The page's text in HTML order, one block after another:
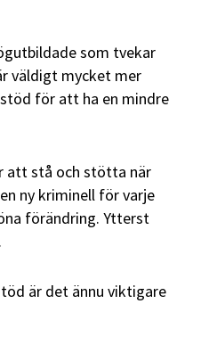
som tvekar
väldigt mycket mer
för att ha en mindre
att stå och stötta när
ny kriminell för varje
förändring. Ytterst
är det ännu viktigare